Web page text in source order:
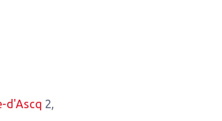
Km de notre atelier